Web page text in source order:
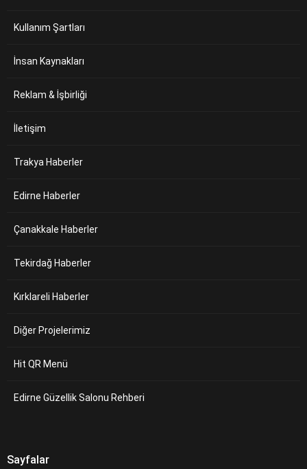
Kullanım Şartları
İnsan Kaynakları
Reklam & İşbirliği
İletişim
Trakya Haberler
Edirne Haberler
Çanakkale Haberler
Tekirdağ Haberler
Kırklareli Haberler
Diğer Projelerimiz
Hit QR Menü
Edirne Güzellik Salonu Rehberi
Sayfalar